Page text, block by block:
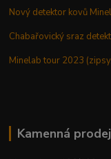
Nový detektor kovů
Chabařovický sraz
Minelab tour 2023
Kamenná